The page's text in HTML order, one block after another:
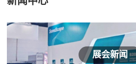
展会新闻